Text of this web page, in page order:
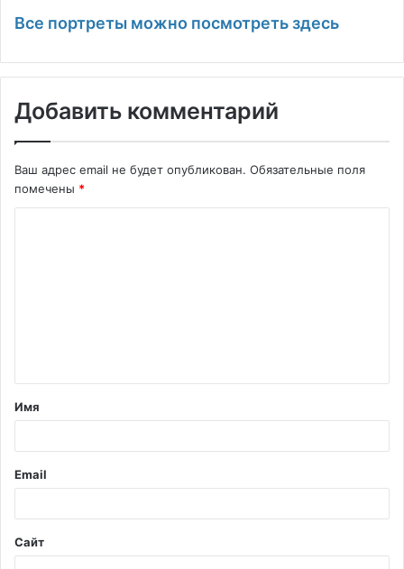
Все портреты можно посмотреть здесь
Добавить комментарий
Ваш адрес email не будет опубликован. Обязательные поля
помечены *
т
а
й
*
Имя
Email
Сайт